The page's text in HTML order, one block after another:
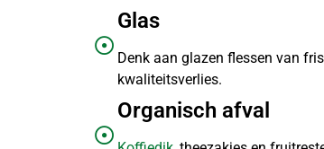
Glas
Denk aan glazen flessen van
kwaliteitsverlies.
Organisch afval